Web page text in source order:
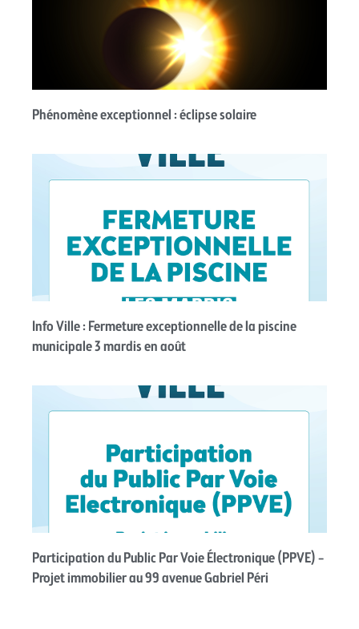
Phénomène exceptionnel : éclipse solaire
Info Ville : Fermeture exceptionnelle de la piscine
municipale 3 mardis en août
Participation du Public Par Voie Électronique (PPVE) –
Projet immobilier au 99 avenue Gabriel Péri